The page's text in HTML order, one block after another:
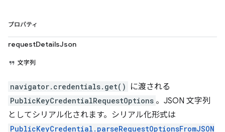
プロパティ
requestDetailsJson
文字列
navigator.credentials.get() に渡される
PublicKeyCredentialRequestOptions 。JSON 文字列
としてシリアル化されます。シリアル化形式は
PublicKeyCredential.parseRequestOptionsFromJSON